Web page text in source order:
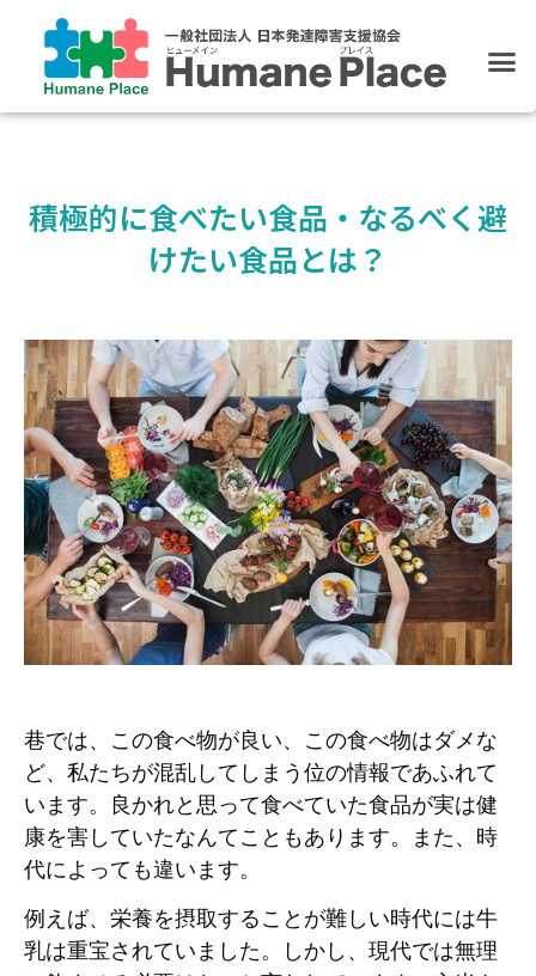
積極的に食べたい食品・なるべく避
けたい食品とは？
巷では、この食べ物が良い、この食べ物はダメな
ど、私たちが混乱してしまう位の情報であふれて
います。良かれと思って食べていた食品が実は健
康を害していたなんてこともあります。また、時
代によっても違います。
例えば、栄養を摂取することが難しい時代には牛
乳は重宝されていました。しかし、 現代では無理